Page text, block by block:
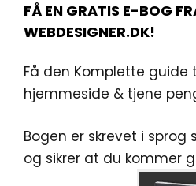
FÅ EN GRATIS E-BOG
WEBDESIGNER.DK!
Få den Komplette guide
hjemmeside & tjene
Bogen er skrevet i sprog
og sikrer at du kommer